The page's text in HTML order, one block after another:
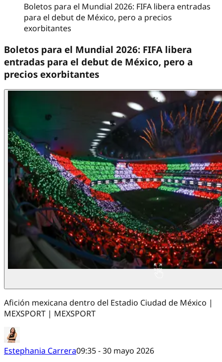
Boletos para el Mundial 2026: FIFA libera entradas
para el debut de México, pero a precios
exorbitantes
Boletos para el Mundial 2026: FIFA libera
entradas para el debut de México, pero a
precios exorbitantes
Afición mexicana dentro del Estadio Ciudad de México |
MEXSPORT | MEXSPORT
Estephania Carrera09:35 - 30 mayo 2026